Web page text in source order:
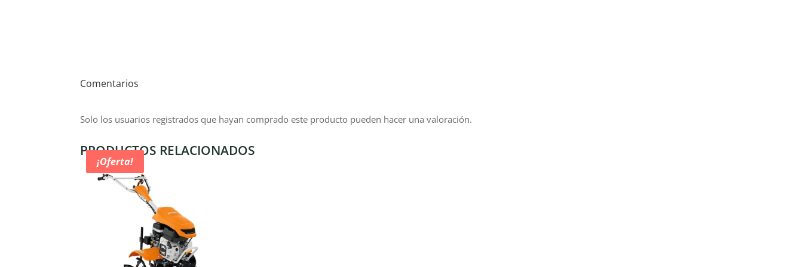
Comentarios
Solo los usuarios registrados que hayan comprado este producto pueden hacer una valoración.
PRODUCTOS RELACIONADOS
¡Oferta!
¡Oferta!
¡Oferta!
¡Oferta!